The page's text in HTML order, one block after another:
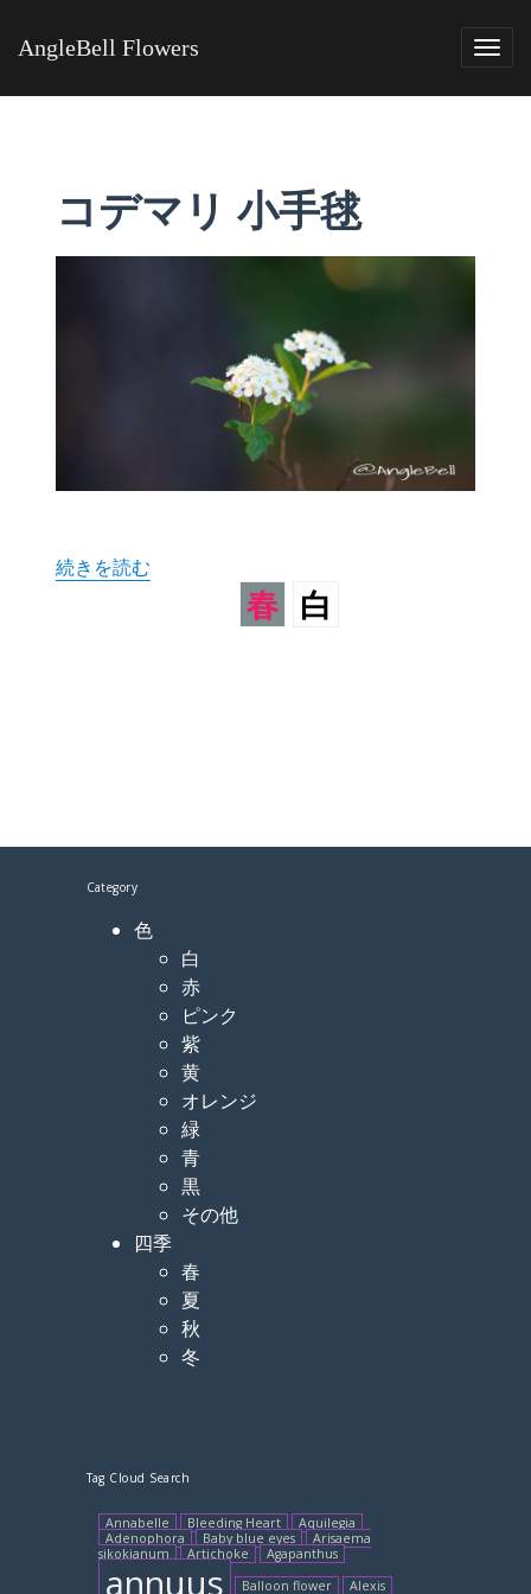
AngleBell Flowers
コデマリ 小手毬
“コデマリ 小手毬” の
続きを読む
春 白
Category
色
白
赤
ピンク
紫
黄
オレンジ
緑
青
黒
その他
四季
春
夏
秋
冬
Tag Cloud Search
Annabelle Bleeding Heart
Aquilegia
Adenophora
Baby blue eyes
Arisaema
sikokianum
Artichoke Agapanthus
annuus Balloon flower Alexis